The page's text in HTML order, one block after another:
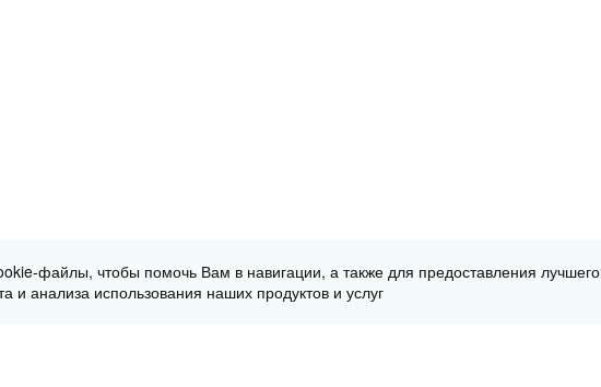
файлы, чтобы помочь Вам в навигации, а также для предоставления лучшего
и анализа использования наших продуктов и услуг